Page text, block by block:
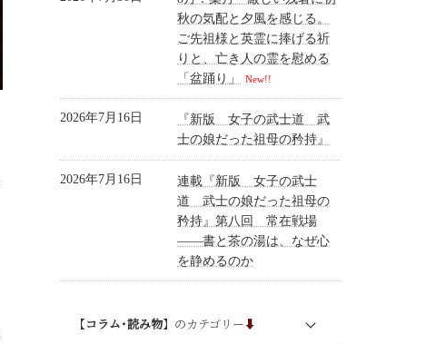
- 大和美人講座
- 女子の武士道オンライン講座ベーシック
- 高次元意識で生きる。脳と波動にアプロ
- マスターコース
- 本気の文章講座
- フリーランス講座
イベント･単発セミナー
秋の気配と夕風を感じる。
ご先祖様と英霊に捧げる祈
りと、亡き人の霊を慰める
「盆踊り」
New!!
2026年7月16日
『新版 女子の武士道 武
士の娘だった祖母の矜持』
2026年7月16日
連載『新版 女子の武士
道 武士の娘だった祖母の
矜持』第八回 常在戦場
——書と茶の湯は、なぜ心
を静めるのか
【コラム･読み物】のカテゴリー⬇︎